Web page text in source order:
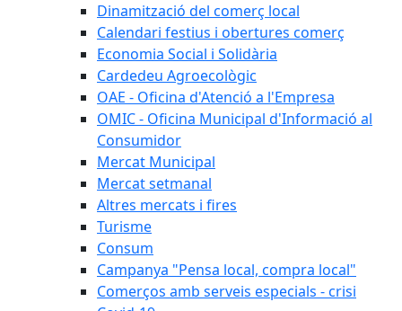
Dinamització del comerç local
Calendari festius i obertures comerç
Economia Social i Solidària
Cardedeu Agroecològic
OAE - Oficina d'Atenció a l'Empresa
OMIC - Oficina Municipal d'Informació al
Consumidor
Mercat Municipal
Mercat setmanal
Altres mercats i fires
Turisme
Consum
Campanya "Pensa local, compra local"
Comerços amb serveis especials - crisi